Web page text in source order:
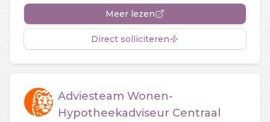
Meer lezen
Direct solliciteren
Adviesteam Wonen-
Hypotheekadviseur Centraal